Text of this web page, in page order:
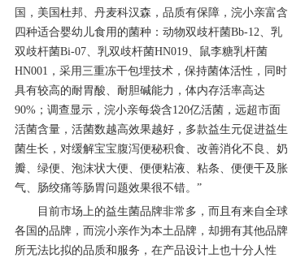
国，美国杜邦、丹麦科汉森，品质有保障，浣小亲富含
四种适合婴幼儿食用的菌种：动物双歧杆菌Bb-12、乳
双歧杆菌Bi-07、乳双歧杆菌HN019、鼠李糖乳杆菌
HN001，采用三重冻干包埋技术，保持菌体活性，同时
具有较高的耐胃酸、耐胆碱能力，体内存活率高达
90%；调查显示，浣小亲每袋含120亿活菌，远超市面
活菌含量，活菌数越高效果越好，多款益生元促进益生
菌生长，对缓解宝宝腹泻便秘积食、改善消化不良、奶
瓣、绿便、泡沫状大便、便便粘液、粘条、便便干及胀
气、肠绞痛等肠胃问题效果很不错。”
目前市场上的益生菌品牌非常多，而且有来自全球
各国的品牌，而浣小亲作为本土品牌，却拥有其他品牌
所无法比拟的品质和服务，在产品设计上也十分人性